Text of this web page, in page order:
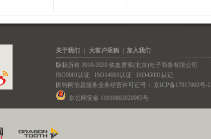
关于我们 大客户采购 加入我们
版权所有 2010-2020 铁血君客(北京)电子商务有限公司
ISO9001认证
ISO14001认证
ISO45001认证
因特网信息服务业务经营许可证号： 京ICP备17017002号-2
京公网安备 11010802020985号